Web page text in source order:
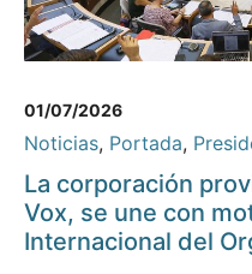
01/07/2026
Noticias, Portada,
La corporación
Vox, se une con
Internacional del